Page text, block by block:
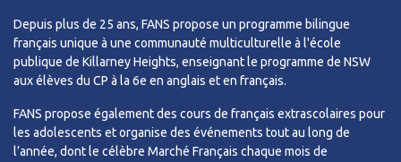
Depuis plus de 25 ans, FANS propose un programme bilingue
français unique à une communauté multiculturelle à l'école
publique de Killarney Heights, enseignant le programme de NSW
aux élèves du CP à la 6e en anglais et en français.
FANS propose également des cours de français extrascolaires pour
les adolescents et organise des événements tout au long de
l’année, dont le célèbre Marché Français chaque mois de